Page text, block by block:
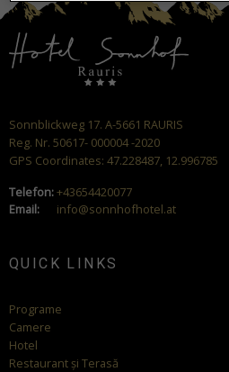
Sonnblickweg 17. A-5661 RAURIS
Reg. Nr. 50617- 000004 -2020
GPS Coordinates: 47.228487, 12.996785
Telefon:+43654420077
Email:
info@sonnhofhotel.at
QUICK LINKS
Programe
Camere
Hotel
Restaurant și Terasă